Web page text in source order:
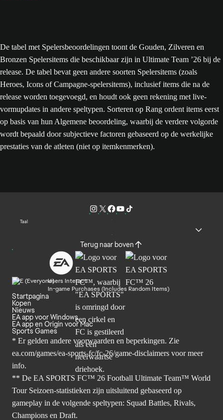
De tabel met Spelersbeoordelingen toont de Gouden, Zilveren en
Bronzen Spelersitems die beschikbaar zijn in Ultimate Team ’26 bij de
release. De tabel bevat geen andere soorten Spelersitems (zoals
Heroes, Icons of Campagne-spelersitems), inclusief items die na de
release worden toegevoegd, en houdt ook geen rekening met live-
vormupdates in andere speltypen. Sorteren op Rang ordent items eerst
op basis van hun Algemene beoordeling, waarbij de verdere volgorde
wordt bepaald door subjectieve factoren gebaseerd op de werkelijke
prestaties van de atleten (niet op itemkenmerken).
Taal
Terug naar boven
Users Interact
In-game Purchases (Includes Random Items)
Startpagina
Kopen
Nieuws
EA app voor Windows
EA app en Origin voor Mac
Sports Games
* Er gelden andere voorwaarden en beperkingen. Zie
ea.com/games/ea-sports-fc/fc-26/game-disclaimers voor meer
info.
** De EA SPORTS FC™ 26 Football Ultimate Team™ World
Tour Seizoen-statistieken zijn uitsluitend gebaseerd op
gameplay in de volgende speltypen: Squad Battles, Rivals,
Champions en Draft.